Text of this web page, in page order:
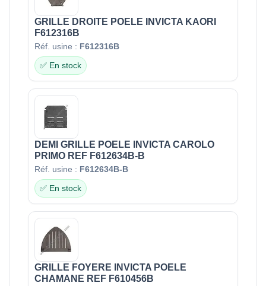
GRILLE DROITE POELE INVICTA KAORI
F612316B
Réf. usine : F612316B
✅ En stock
DEMI GRILLE POELE INVICTA CAROLO
PRIMO REF F612634B-B
Réf. usine : F612634B-B
✅ En stock
GRILLE FOYERE INVICTA POELE
CHAMANE REF F610456B